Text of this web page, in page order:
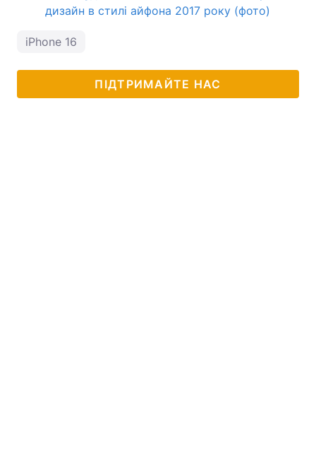
дизайн в стилі айфона 2017 року (фото)
iPhone 16
ПІДТРИМАЙТЕ НАС